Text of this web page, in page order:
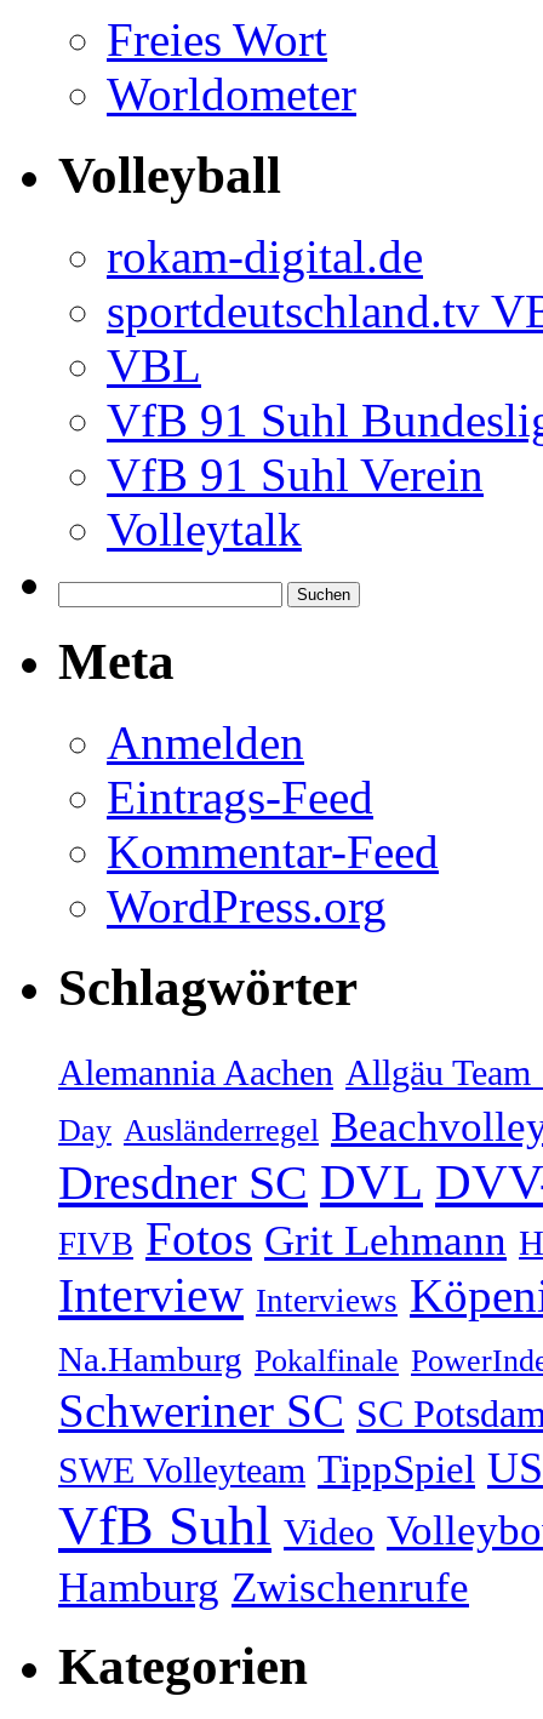
Freies Wort
Worldometer
Volleyball
rokam-digital.de
sportdeutschland.tv
VBL
VfB 91 Suhl
VfB 91 Suhl Verein
Volleytalk
Meta
Anmelden
Eintrags-Feed
Kommentar-Feed
WordPress.org
Schlagwörter
Alemannia Aachen Allgäu Team
Day Ausländerregel
Dresdner SC DVL
FIVB Fotos Grit Lehmann
Interview Interviews
Na.Hamburg Pokalfinale
Schweriner SC SC
SWE Volleyteam TippSpiel
VfB Suhl Video
Hamburg Zwischenrufe
Kategorien